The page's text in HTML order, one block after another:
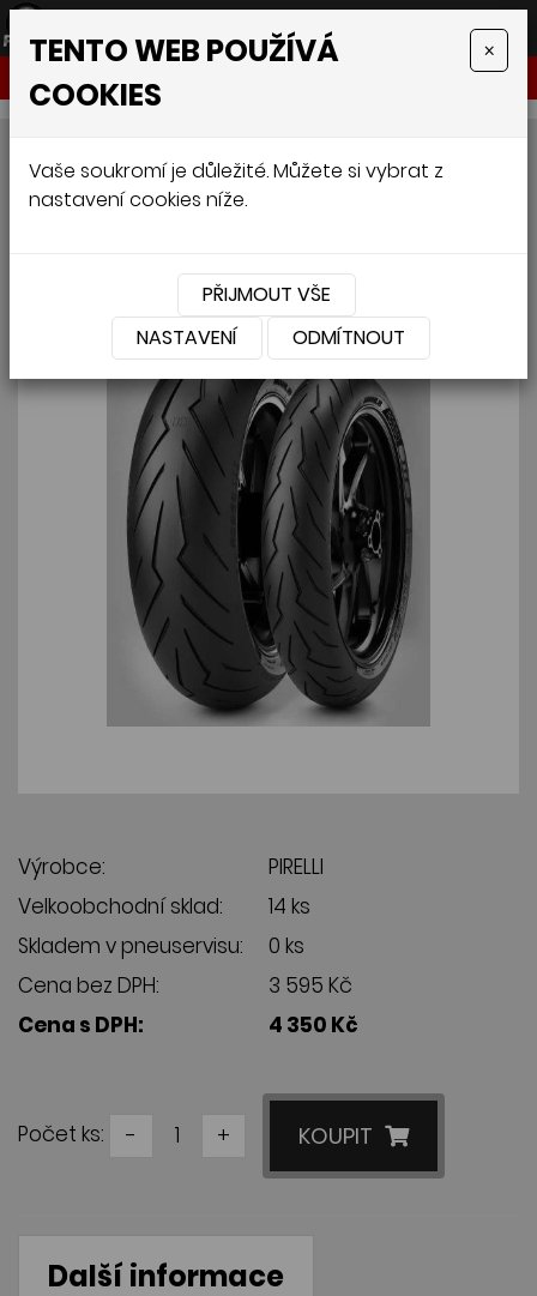
PIRELLI DIABLO ROSSO III R
240/45 R17 82W
Výrobce:
PIRELLI
Velkoobchodní sklad:
14 ks
Skladem v pneuservisu:
0 ks
Cena bez DPH:
3 595 Kč
Cena s DPH:
4 350 Kč
Počet ks: - + KOUPIT
Další informace
TENTO WEB POUŽÍVÁ
COOKIES
×
Vaše soukromí je důležité. Můžete si vybrat z
nastavení cookies níže.
PŘIJMOUT VŠE
NASTAVENÍ
ODMÍTNOUT